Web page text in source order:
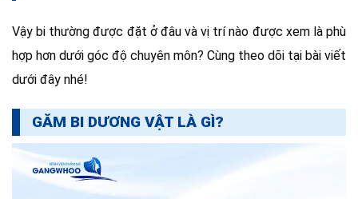
Vậy bi thường được đặt ở đâu và vị trí nào được xem là phù
hợp hơn dưới góc độ chuyên môn? Cùng theo dõi tại bài viết
dưới đây nhé!
GĂM BI DƯƠNG VẬT LÀ GÌ?